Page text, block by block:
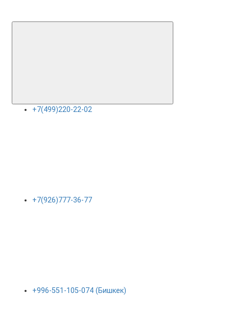
+7(499)220-22-02
+7(926)777-36-77
+996-551-105-074 (Бишкек)